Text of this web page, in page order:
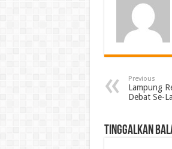
Previous
Lampung
Debat Se-
Tinggalkan